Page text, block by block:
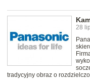
28
tradycyjny obraz o